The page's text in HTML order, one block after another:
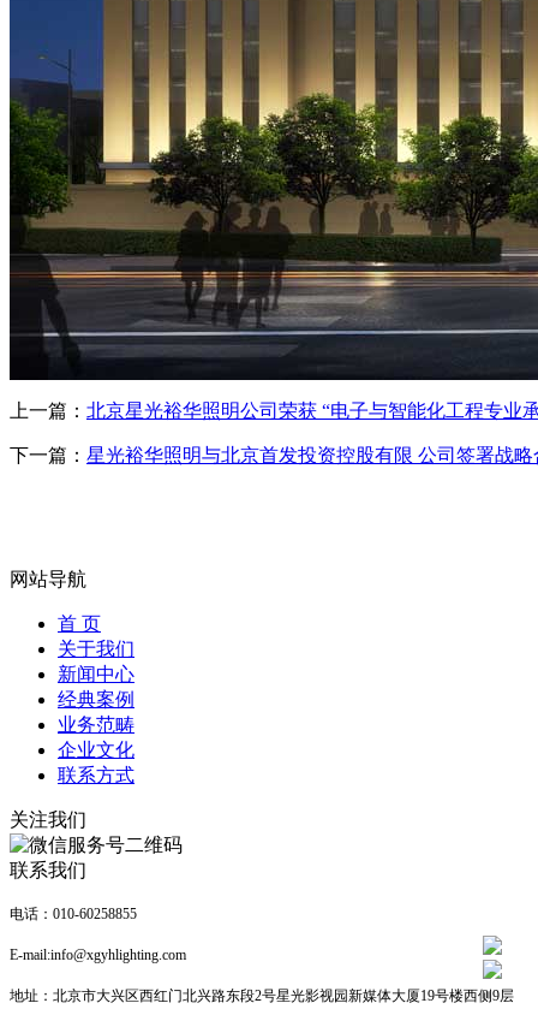
上一篇： 北京星光裕华照明公司荣获 “电子与智能化工程专业
下一篇： 星光裕华照明与北京首发投资控股有限 公司签署战
网站导航
首 页
关于我们
新闻中心
经典案例
业务范畴
企业文化
联系方式
关注我们
联系我们
电话：010-60258855
E-mail:info@xgyhlighting.com
地址：北京市大兴区西红门北兴路东段2号星光影视园新媒体大厦19号楼西侧9层